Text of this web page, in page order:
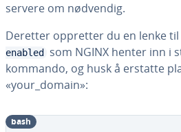
servere om nødvendig.
Deretter oppretter du en lenke til
enabled
som NGINX henter inn i
kommando, og husk å erstatte
«your_domain»:
bash